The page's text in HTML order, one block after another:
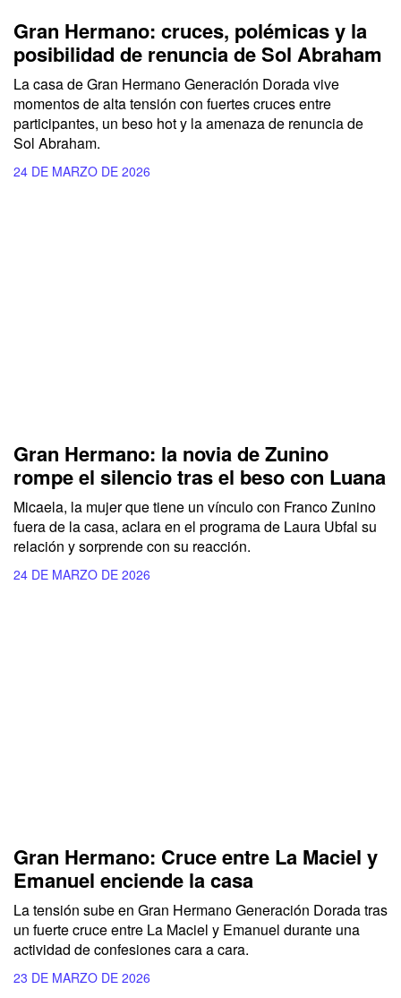
Gran Hermano: cruces, polémicas y la
posibilidad de renuncia de Sol Abraham
La casa de Gran Hermano Generación Dorada vive
momentos de alta tensión con fuertes cruces entre
participantes, un beso hot y la amenaza de renuncia de
Sol Abraham.
24 DE MARZO DE 2026
Gran Hermano: la novia de Zunino
rompe el silencio tras el beso con Luana
Micaela, la mujer que tiene un vínculo con Franco Zunino
fuera de la casa, aclara en el programa de Laura Ubfal su
relación y sorprende con su reacción.
24 DE MARZO DE 2026
Gran Hermano: Cruce entre La Maciel y
Emanuel enciende la casa
La tensión sube en Gran Hermano Generación Dorada tras
un fuerte cruce entre La Maciel y Emanuel durante una
actividad de confesiones cara a cara.
23 DE MARZO DE 2026